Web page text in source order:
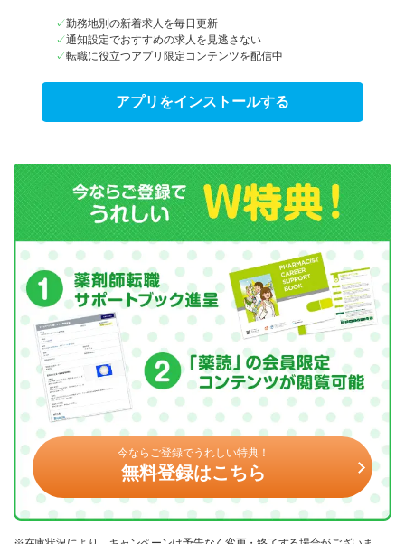
勤務地別の新着求人を毎日更新
通知設定でおすすめの求人を見逃さない
転職に役立つアプリ限定コンテンツを配信中
アプリをインストールする
今ならご登録でうれしい特典！
無料登録はこちら